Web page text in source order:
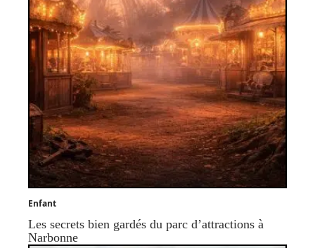
Enfant
Les secrets bien gardés du parc d’attractions à
Narbonne